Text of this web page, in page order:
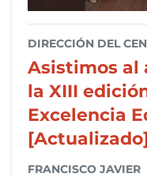
DIRECCIÓN DEL
Asistimos al
la XIII
Excelencia
FRANCISCO JAVIER